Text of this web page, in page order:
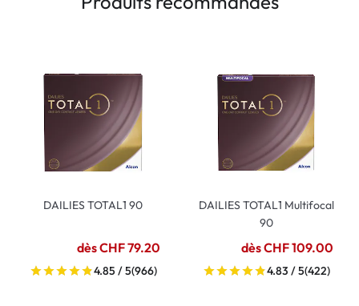
DAILIES TOTAL1 90
dès CHF 79.20
4.85 / 5(966)
DAILIES TOTAL1 Multifocal
90
dès CHF 109.00
4.83 / 5(422)